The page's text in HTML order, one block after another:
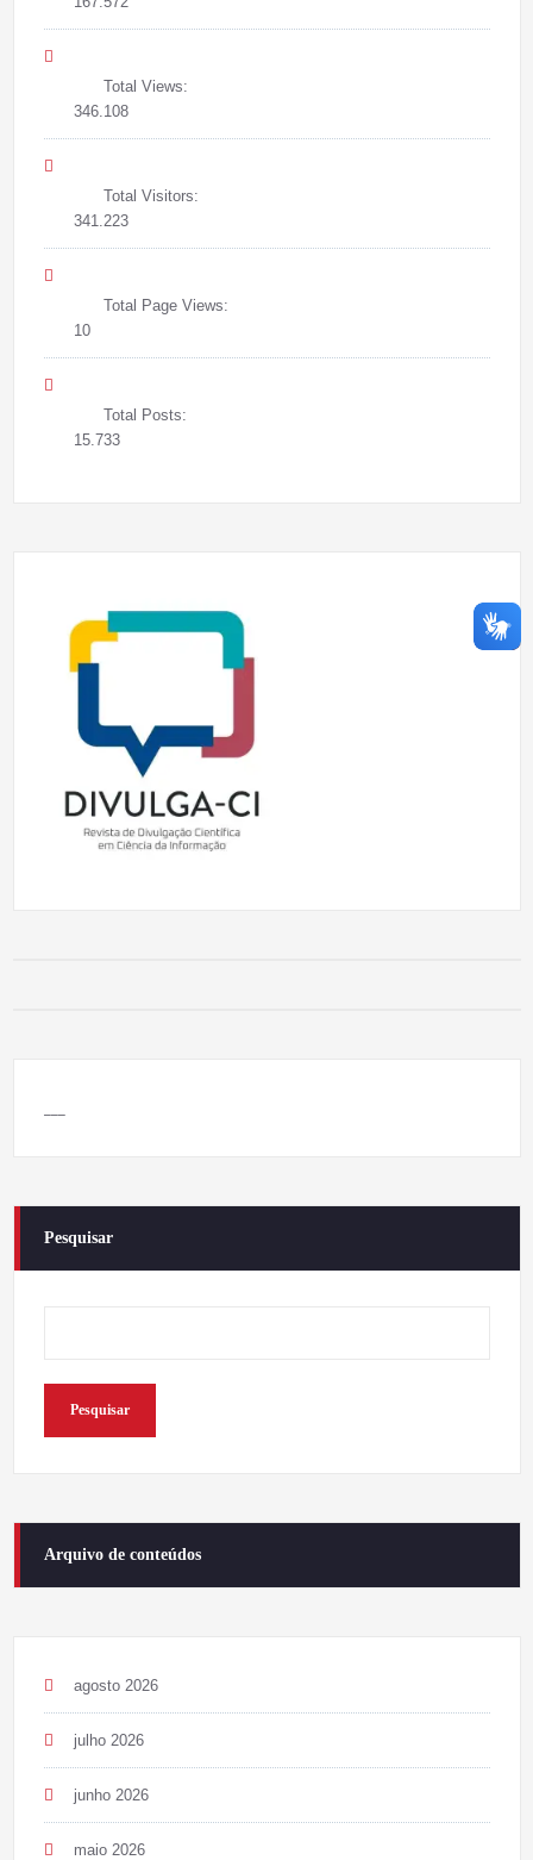
Total Views:
346.108
Total Visitors:
341.223
Total Page Views:
10
Total Posts:
15.733
Pesquisar
Pesquisar
Arquivo de conteúdos
agosto 2026
julho 2026
junho 2026
maio 2026